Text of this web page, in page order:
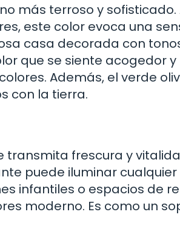
más terroso y
este color evoca una
casa decorada con
que se siente acogedor
Además, el verde
con la tierra.
transmita frescura y
puede iluminar
infantiles o espacios de
moderno. Es como un